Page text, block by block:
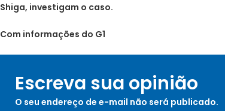
Shiga, investigam o caso.
Com informações do G1
Escreva sua opinião
O seu endereço de e-mail não será publicado.